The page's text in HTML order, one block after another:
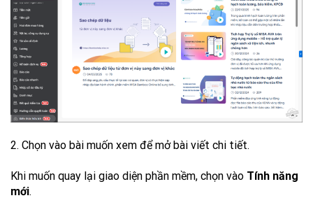
2. Chọn vào bài muốn xem để mở bài viết chi tiết.
Khi muốn quay lại giao diện phần mềm, chọn vào Tính năng
mới.